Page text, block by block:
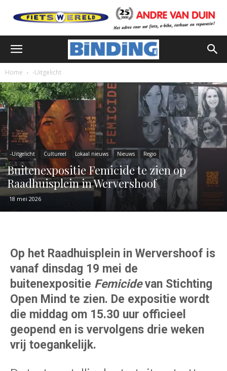
Home -Uitgelicht
-Uitgelicht Cultureel Lokaal nieuws Nieuws Regio
Buitenexpositie Femicide te zien op
Raadhuisplein in Wervershoof
18 mei 2026
Op het Raadhuisplein in Wervershoof is
vanaf dinsdag 19 mei de
buitenexpositie Femicidevan Stichting
Open Mind te zien. De expositie wordt
die middag om 15.30 uur officieel
geopend en is vervolgens drie weken
vrij toegankelijk.